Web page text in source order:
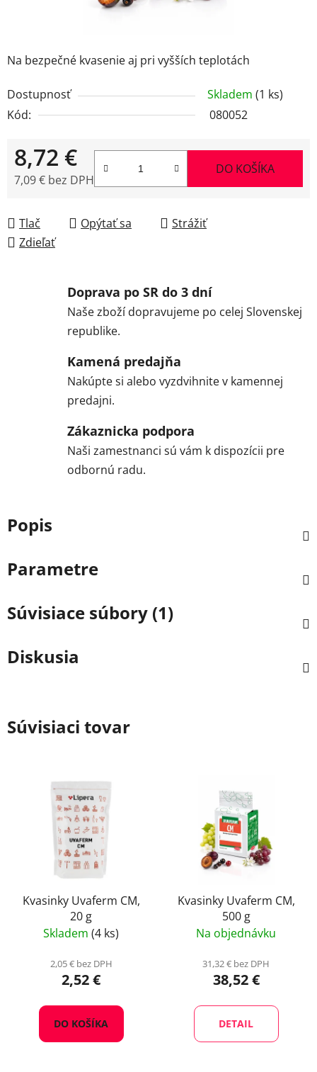
Na bezpečné kvasenie aj pri vyšších teplotách
Dostupnosť Skladem (1 ks)
Kód:
080052
8,72 €
7,09 € bez DPH
DO KOŠÍKA
Tlač Opýtať sa
Strážiť
Zdieľať
Doprava po SR do 3 dní
Naše zboží dopravujeme po celej Slovenskej
republike.
Kamená predajňa
Nakúpte si alebo vyzdvihnite v kamennej
predajni.
Zákaznicka podpora
Naši zamestnanci sú vám k dispozícii pre
odbornú radu.
Popis
Parametre
Súvisiace súbory (1)
Diskusia
Súvisiaci tovar
Kvasinky Uvaferm CM,
20 g
Skladem (4 ks)
2,05 € bez DPH
2,52 €
DO KOŠÍKA
Kvasinky Uvaferm CM,
500 g
Na objednávku
31,32 € bez DPH
38,52 €
DETAIL